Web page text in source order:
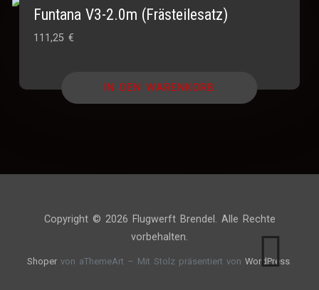
Funtana V3-2.0m (Frästeilesatz)
111,25€
IN DEN WARENKORB
Copyright © 2026 Flugwerft Brendel. Alle Rechte
vorbehalten.
Shoper von aThemeArt – Mit Stolz präsentiert von WordPress.